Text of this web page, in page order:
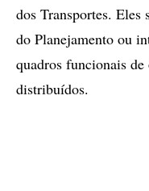
dos Transportes.
do Planejamento ou
quadros funcionais
distribuídos.